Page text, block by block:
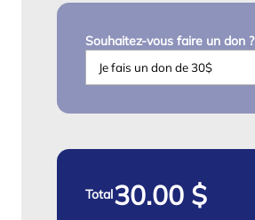
Souhaitez-vous faire un don ?
Total